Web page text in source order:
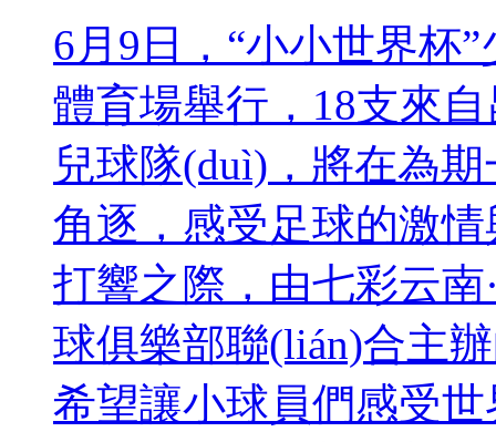
6月9日，“小小世界杯
體育場舉行，18支
兒球隊(duì)，將在為
角逐，感受足球的激情
打響之際，由七彩云
球俱樂部聯(lián)合主辦
希望讓小球員們感受世